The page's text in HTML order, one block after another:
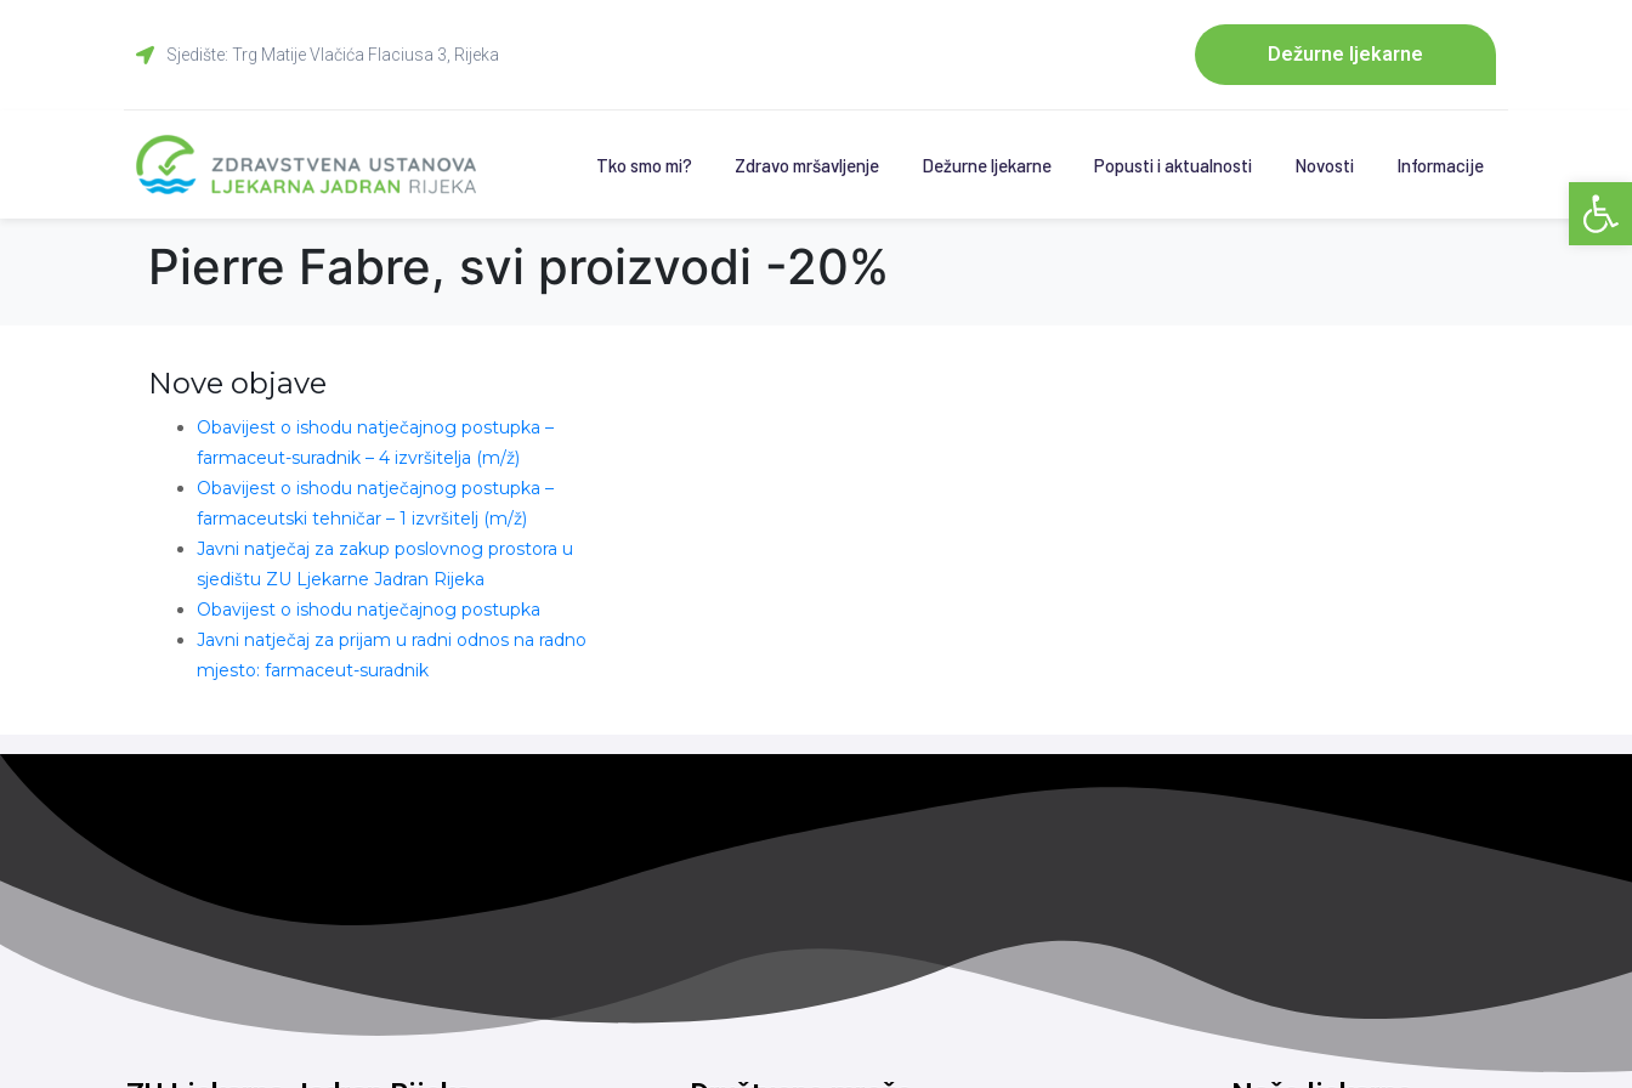
Sjedište: Trg Matije Vlačića Flaciusa 3, Rijeka Dežurne ljekarne
Tko smo mi? Zdravo mršavljenje Dežurne ljekarne Popusti i aktualnosti Novosti Informacije
Pierre Fabre, svi proizvodi -20%
Nove objave
Obavijest o ishodu natječajnog postupka –
farmaceut-suradnik – 4 izvršitelja (m/ž)
Obavijest o ishodu natječajnog postupka –
farmaceutski tehničar – 1 izvršitelj (m/ž)
Javni natječaj za zakup poslovnog prostora u
sjedištu ZU Ljekarne Jadran Rijeka
Obavijest o ishodu natječajnog postupka
Javni natječaj za prijam u radni odnos na radno
mjesto: farmaceut-suradnik